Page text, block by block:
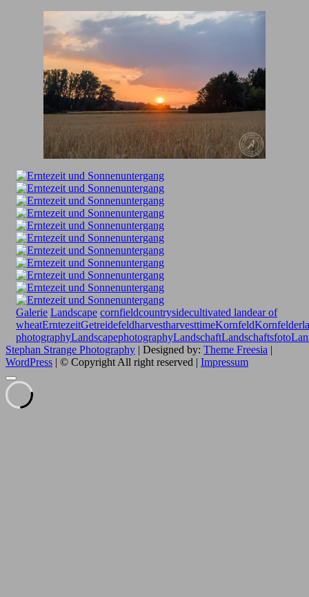
Galerie Landscape cornfieldcountrysidecultivated landear of
wheatErntezeitGetreidefeldharvestharvesttimeKornfeldKornfelder
photographyLandscapephotographyLandschaftLandschaftsfoto
Stephan Strange Photography | Designed by: Theme Freesia |
WordPress | © Copyright All right reserved | Impressum